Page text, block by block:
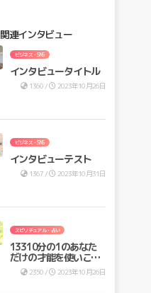
関連インタビュー
ビジネス・SNS
インタビュータイトル
1360 / 2023年10月26日
ビジネス・SNS
インタビューテスト
1367 / 2023年10月31日
スピリチュアル・占い
13310分の1のあなた
だけの才能を使いこな
し、最高の未来を手に
入れませんか？
2350 / 2023年10月26日